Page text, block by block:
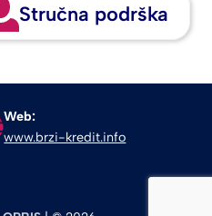
Stručna podrška
Web:
www.brzi-kredit.info